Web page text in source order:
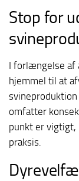
Stop for
I forlængelse af
hjemmel til at
omfatter
punkt er vigtigt,
praksis.